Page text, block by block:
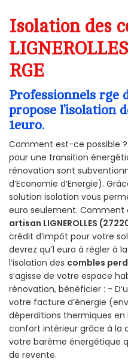
Isolation des
RGE
Professionnels rge
propose l’isolation
1euro.
Comment est-ce possible ?
pour une transition
rénovation sont
d’Economie d’Energie).
solution isolation vous
euro seulement. Comment
artisan LIGNEROLLES
crédit d’impôt pour votre
devrez qu’1 euro à régler à
l’isolation des combles
s’agisse de votre espace
rénovation, bénéficier : -
votre facture d’énergie
déperditions thermiques en
confort intérieur grâce à la
votre barème énergétique
de revente.